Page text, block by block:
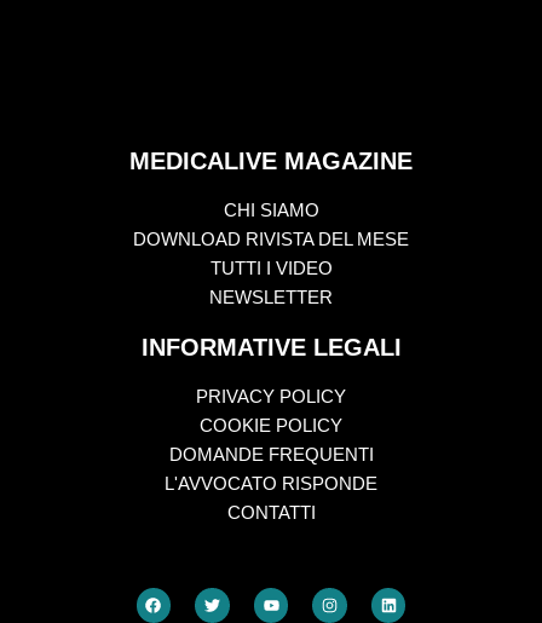
MEDICALIVE MAGAZINE
CHI SIAMO
DOWNLOAD RIVISTA DEL MESE
TUTTI I VIDEO
NEWSLETTER
INFORMATIVE LEGALI
PRIVACY POLICY
COOKIE POLICY
DOMANDE FREQUENTI
L'AVVOCATO RISPONDE
CONTATTI